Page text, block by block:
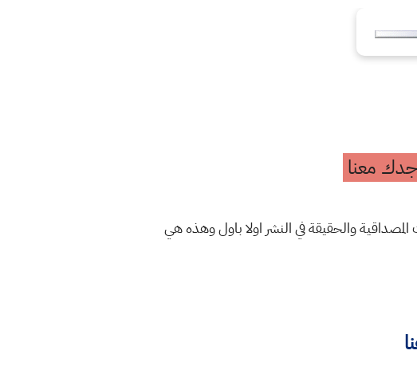
معنا
والحقيقة في النشر اولا باول وهذه هي